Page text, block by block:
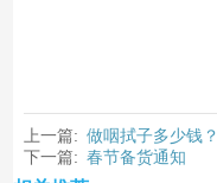
上一篇: 做咽拭子多少钱？
下一篇: 春节备货通知